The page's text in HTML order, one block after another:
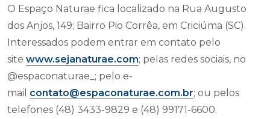
O Espaço Naturae fica localizado na Rua Augusto
dos Anjos, 149; Bairro Pio Corrêa, em Criciúma (SC).
Interessados podem entrar em contato pelo
site www.sejanaturae.com; pelas redes sociais, no
@espaconaturae_; pelo e-
mail contato@espaconaturae.com.br; ou pelos
telefones (48) 3433-9829 e (48) 99171-6600.